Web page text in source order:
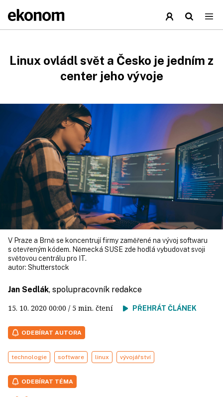
Linux ovládl svět a Česko je jedním z
center jeho vývoje
V Praze a Brně se koncentrují firmy zaměřené na vývoj softwaru
s otevřeným kódem. Německá SUSE zde hodlá vybudovat svoji
světovou centrálu pro IT.
autor: Shutterstock
Jan Sedlák, spolupracovník redakce
15. 10. 2020 00:00 / 5 min. čtení PŘEHRÁT ČLÁNEK
ODEBÍRAT AUTORA
technologie software linux vývojářství
ODEBÍRAT TÉMA